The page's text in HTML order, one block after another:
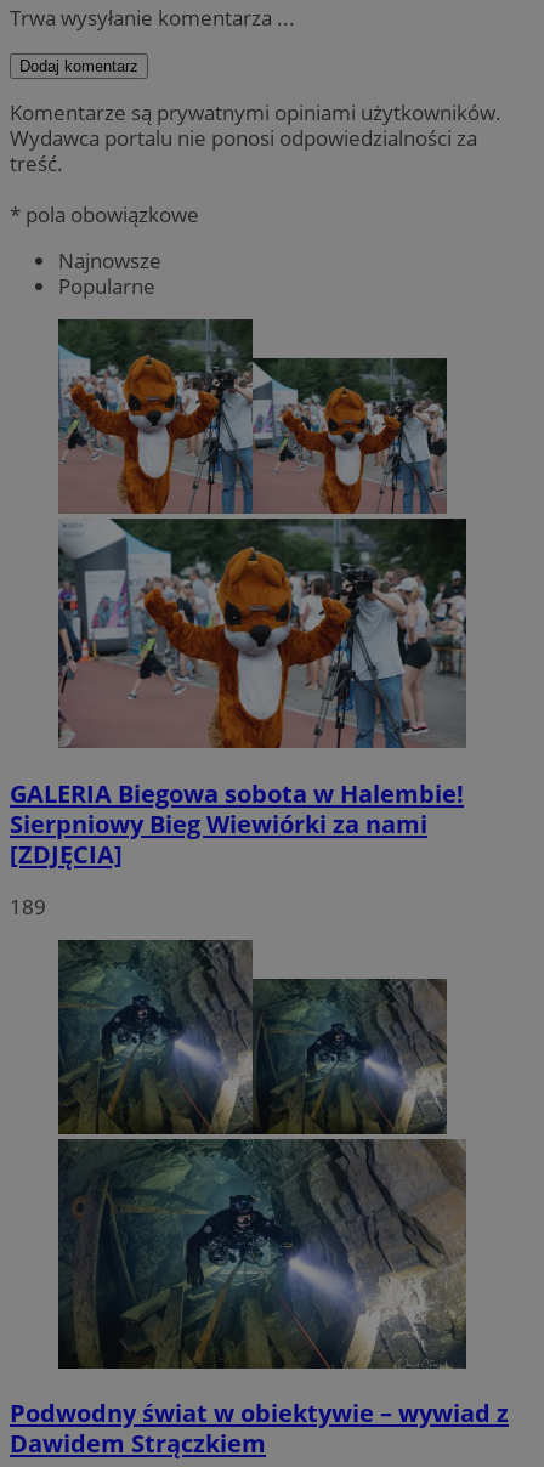
Trwa wysyłanie komentarza ...
Dodaj komentarz
Komentarze są prywatnymi opiniami użytkowników.
Wydawca portalu nie ponosi odpowiedzialności za
treść.
* pola obowiązkowe
Najnowsze
Popularne
GALERIA Biegowa sobota w Halembie!
Sierpniowy Bieg Wiewiórki za nami
[ZDJĘCIA]
189
Podwodny świat w obiektywie – wywiad z
Dawidem Strączkiem